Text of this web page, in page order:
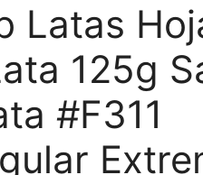
Latas
125g
#F311